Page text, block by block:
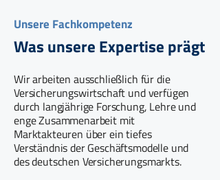
Unsere Fachkompetenz
Was unsere Expertise prägt
Wir arbeiten ausschließlich für die
Versicherungswirtschaft und verfügen
durch langjährige Forschung, Lehre und
enge Zusammenarbeit mit
Marktakteuren über ein tiefes
Verständnis der Geschäftsmodelle und
des deutschen Versicherungsmarkts.